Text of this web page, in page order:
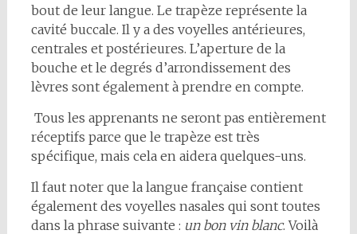
bout de leur langue. Le trapèze représente la
cavité buccale. Il y a des voyelles antérieures,
centrales et postérieures. L’aperture de la
bouche et le degrés d’arrondissement des
lèvres sont également à prendre en compte.
Tous les apprenants ne seront pas entièrement
réceptifs parce que le trapèze est très
spécifique, mais cela en aidera quelques-uns.
Il faut noter que la langue française contient
également des voyelles nasales qui sont toutes
dans la phrase suivante : un bon vin blanc. Voilà